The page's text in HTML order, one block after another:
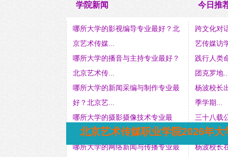
学院新闻
哪所大学的影视编导专业最好？北
京艺术传媒...
哪所大学的播音与主持专业最好？
北京艺术传...
哪所大学的新闻采编与制作专业最
好？北京艺...
哪所大学的摄影摄像技术专业最
好？北京艺术...
哪所大学的网络新闻与传播专业最
今日推
跨文化对
艺传媒访
践行人类
团克罗地
杨波校长
季学期...
三十八载
线 ——...
杨波校长
北京艺术传媒职业学院2026年